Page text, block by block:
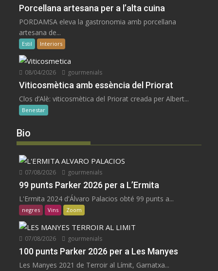
Porcellana artesana per a l’alta cuina
PORDAMSA eleva la gastronomia amb porcellana
artesana de...
Estil Interiors
08/04/2026 gourmenials
Viticosmètica amb essència del Priorat
Clos d’Alè: viticosmètica del Priorat creada per Albert...
Benestar
Bio
07/08/2026 gourmenials
99 punts Parker 2026 per a L’Ermita
L'Ermita 2024 d'Álvaro Palacios obté 99 punts a...
negres Vins Zoom
07/08/2026 gourmenials
100 punts Parker 2026 per a Les Manyes
Les Manyes 2021 de Terroir al Límit, Garnatxa...